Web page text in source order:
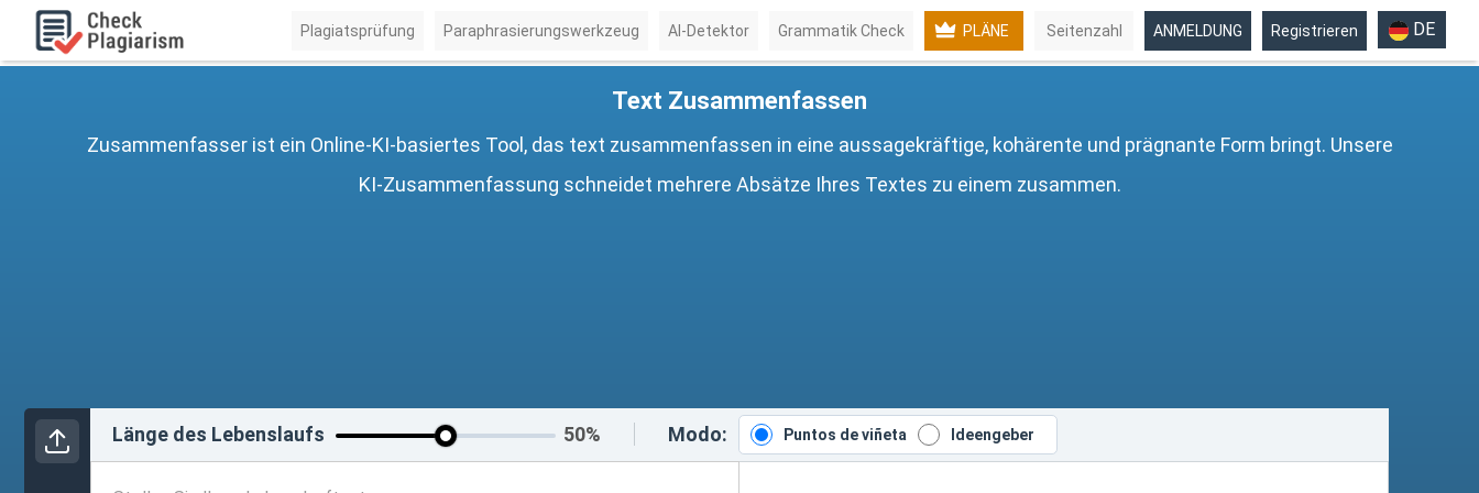
Plagiatsprüfung Paraphrasierungswerkzeug Al-Detektor Grammatik Check PLÄNE Seitenzahl ANMELDUNG Registrieren DE
Text Zusammenfassen
Zusammenfasser ist ein Online-KI-basiertes Tool, das text zusammenfassen in eine aussagekräftige, kohärente und prägnante Form bringt. Unsere
KI-Zusammenfassung schneidet mehrere Absätze Ihres Textes zu einem zusammen.
Länge des Lebenslaufs 50% Modo: Puntos de viñeta Ideengeber